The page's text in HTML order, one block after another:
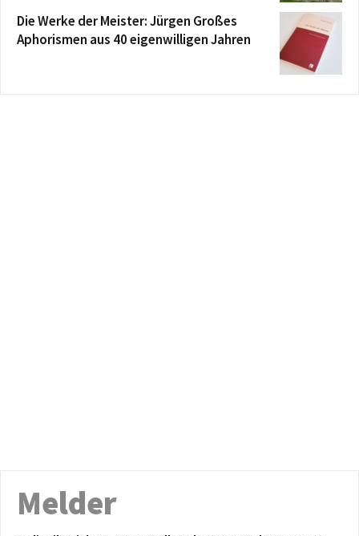
Die Werke der Meister: Jürgen Großes
Aphorismen aus 40 eigenwilligen Jahren
Melder